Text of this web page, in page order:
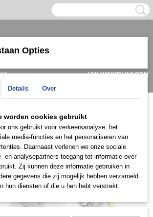
UW WINKELWAGEN
(0)
/ Wedding Cera collectie
Opties
Details Over
worden cookies gebruikt
ons gebruikt voor verkeersanalyse, het
media-functies en het personaliseren van
Daarnaast verlenen we onze sociale
en analysepartners toegang tot informatie over
Zij kunnen deze informatie gebruiken in
gegevens die zij mogelijk hebben verzameld
hun diensten of die u hen hebt verstrekt.